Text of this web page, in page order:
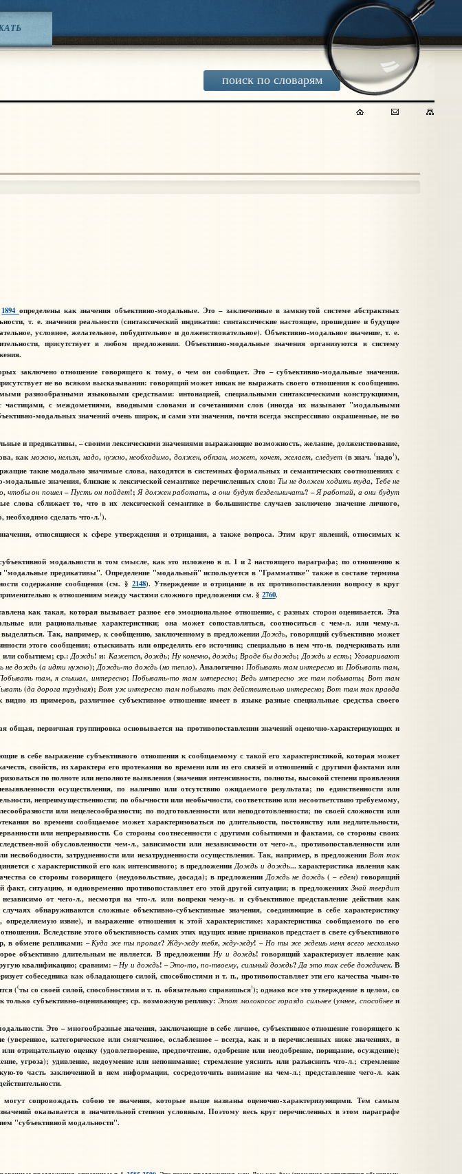
поиск по словарям
1894 определены как значения объективно-модальные. Это – заключенные в замкнутой системе абстрактных
т. е. значения реальности (синтаксический индикатив: синтаксические настоящее, прошедшее и будущее
условное, желательное, побудительное и долженствовательное). Объективно-модальное значение, т. е.
присутствует в любом предложении. Объективно-модальные значения организуются в систему
заключено отношение говорящего к тому, о чем он сообщает. Это –субъективно-модальные значения.
не во всяком высказывании: говорящий может никак не выражать своего отношения к сообщению.
разнообразными языковыми средствами: интонацией, специальными синтаксическими конструкциями,
частицами, с междометиями, вводными словами и сочетаниями слов (иногда их называют "модальными
модальных значений очень широк, и сами эти значения, почти всегда экспрессивно окрашенные, не во
и предикативы, – своимилексическими значениямивыражающие возможность, желание, долженствование,
какможно,нельзя, надо, нужно,необходимо, должен,обязан,может, хочет,желает,следует (в знач. (надо)),
такие модально значимые слова, находятся в системных формальных и семантических соотношениях с
значения, близкие к лексической семантике перечисленных слов:Ты не должен ходить туда, Тебе не
, чтобы он пошел– Пусть он пойдет!;Я должен работать, а они будут бездельничать? –Я работай, а они будут
слова сближает то, что в их лексической семантике в большинстве случаев заключено значение личного,
необходимо сделать что-л.)).
относящиеся к сфере утверждения и отрицания, а также вопроса. Этим круг явлений, относимых к
модальности в том смысле, как это изложено в п. 1 и 2 настоящего параграфа; по отношению к
предикативы". Определение "модальный" используется в "Грамматике" также в составе термина
содержание сообщения (см. § 2148). Утверждение и отрицание в их противопоставлении вопросу в круг
к отношениям между частями сложного предложения см. § 2760.
как такая, которая вызывает разное его эмоциональное отношение, с разных сторон оценивается. Эта
или рациональные характеристики; она может сопоставляться, соотноситься с чем-л. или чему-л.
выделяться. Так, например, к сообщению, заключенному в предложенииДождь, говорящий субъективно может
этого сообщения; отыскивать или определять его источник; специально в нем что-н. подчеркивать или
или событием; ср.:Дождь! и: Кажется, дождь; Ну конечно,дождь;Вроде бы дождь;Дождь и есть; Уговаривают
не дождь(а идти нужно);Дождь-то дождь(но тепло). Аналогично: Побывать там интереснои: Побывать там,
там,я слышал, интересно;Побывать-то там интересно;Ведь интересно же там побывать; Вот там
(да дорога трудная);Вот уж интересно там побывать так действительно интересно;Вот там так правда
из примеров, различное субъективное отношение имеет в языке разные специальные средства своего
общая, первичная группировка основывается на противопоставлении значенийоценочно-характеризующих и
в себе выражение субъективного отношения к сообщаемому с такой его характеристикой, которая может
свойств, из характера его протекания во времени или из его связей и отношений с другими фактами или
по полноте или неполноте выявления (значения интенсивности, полноты, высокой степени проявления
осуществления, по наличию или отсутствию ожидаемого результата; по единственности или
непреимущественности; по обычности или необычности, соответствию или несоответствию требуемому,
или нецелесообразности; по подготовленности или неподготовленности; по своей сложности или
во времени сообщаемое может характеризоваться по длительности, постоянству или недлительности,
или непрерывности. Со стороны соотнесенности с другими событиями и фактами, со стороны своих
ной обусловленности чем-л., зависимости или независимости от чего-л., противопоставленности или
затрудненности или незатрудненности осуществления. Так, например, в предложении Вот так
с характеристикой его как интенсивного; в предложенииДождь и дождь... характеристика явления как
со стороны говорящего (неудовольствие, досада); в предложенииДождь не дождь( – едем) говорящий
факт, ситуацию, и одновременно противопоставляет его этой другой ситуации; в предложениях Знай твердит
от чего-л., несмотря на что-л. или вопреки чему-н. и субъективное представление действия как
обнаруживаются сложные объективно-субъективные значения, соединяющие в себе характеристику
извне), и выражение отношения к этой характеристике: характеристика сообщаемого по его
Вследствие этого объективность самих этих идущих извне признаков предстает в свете субъективного
в обмене репликами: –Куда же ты пропал? Жду-жду тебя,жду-жду! –Но ты же ждешь меня всего несколько
объективно длительным не является. В предложении Ну и дождь! говорящий характеризует явление как
квалификацию; сравним: –Ну и дождь! –Это-то,по-твоему, сильный дождь?Да это так себе дождичек. В
собеседника как обладающего силой, способностями и т. п., противопоставляет эти его качества чьим-то
((ты со своей силой, способностями и т. п. обязательно справишься)); однако все это утверждение в целом, со
только субъективно-оценивающее; ср. возможную реплику:Этот молокосос гораздо сильнее(умнее, способнееи
Это – многообразные значения, заключающие в себе личное, субъективное отношение говорящего к
категорическое или смягченное, ослабленное – всегда, как и в перечисленных ниже значениях, в
оценку (удовлетворение, предпочтение, одобрение или неодобрение, порицание, осуждение);
угроза); удивление, недоумение или непонимание; стремление уяснить или разъяснить что-л.; стремление
то часть заключенной в нем информации, сосредоточить внимание на чем-л.; представление чего-л. как
сопровождать собою те значения, которые выше названы оценочно-характеризующими. Тем самым
оказывается в значительной степени условным. Поэтому весь круг перечисленных в этом параграфе
"субъективной модальности".